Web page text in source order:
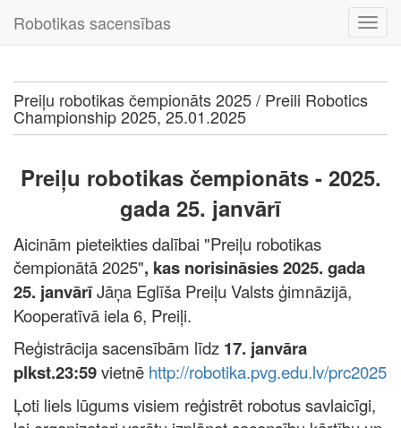
Robotikas sacensības
Preiļu robotikas čempionāts 2025 / Preili Robotics
Championship 2025, 25.01.2025
Preiļu robotikas čempionāts - 2025.
gada 25. janvārī
Aicinām pieteikties dalībai "Preiļu robotikas
čempionātā 2025", kas norisināsies 2025. gada
25. janvārīJāņa Eglīša Preiļu Valsts ģimnāzijā,
Kooperatīvā iela 6, Preiļi.
Reģistrācija sacensībām līdz 17. janvāra
plkst.23:59vietnē http://robotika.pvg.edu.lv/prc2025
Ļoti liels lūgums visiem reģistrēt robotus savlaicīgi,